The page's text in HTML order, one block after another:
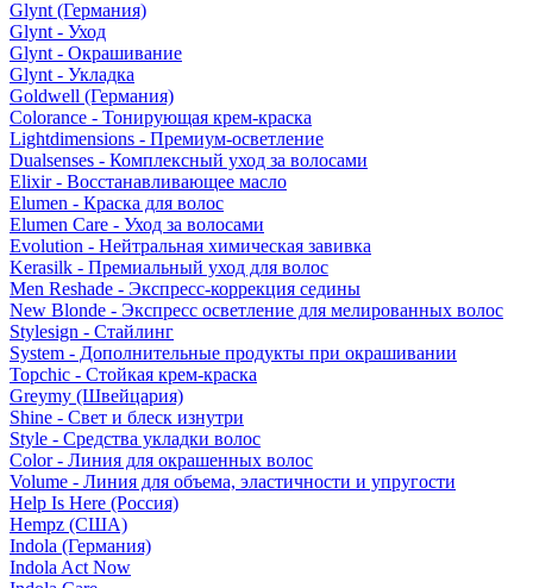
Glynt (Германия)
Glynt - Уход
Glynt - Окрашивание
Glynt - Укладка
Goldwell (Германия)
Colorance - Тонирующая крем-краска
Lightdimensions - Премиум-осветление
Dualsenses - Комплексный уход за волосами
Elixir - Восстанавливающее масло
Elumen - Краска для волос
Elumen Care - Уход за волосами
Evolution - Нейтральная химическая завивка
Kerasilk - Премиальный уход для волос
Men Reshade - Экспресс-коррекция седины
New Blonde - Экспресс осветление для мелированных волос
Stylesign - Стайлинг
System - Дополнительные продукты при окрашивании
Topchic - Стойкая крем-краска
Greymy (Швейцария)
Shine - Свет и блеск изнутри
Style - Средства укладки волос
Color - Линия для окрашенных волос
Volume - Линия для объема, эластичности и упругости
Help Is Here (Россия)
Hempz (США)
Indola (Германия)
Indola Act Now